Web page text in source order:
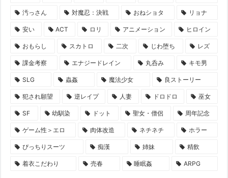
汚っさん 対魔忍：決戦 おねショタ リョナ
安い ACT ロリ アニメーション ヒロイン
おもらし スカトロ 二次 じわ堕ち レズ
課金考察 エナジードレイン 丸呑み キモ男
SLG 蟲姦 魔法少女 良ストーリー
犯され願望 逆レイプ 人妻 ドロドロ 巫女
SF 幼馴染 ドット 聖女・僧侶 周年記念
ゲーム性＞エロ 肉体改造 ネチネチ ホラー
ぴっちりスーツ 痴漢 姉妹 精飲
着衣こだわり 売春 睡眠姦 ARPG